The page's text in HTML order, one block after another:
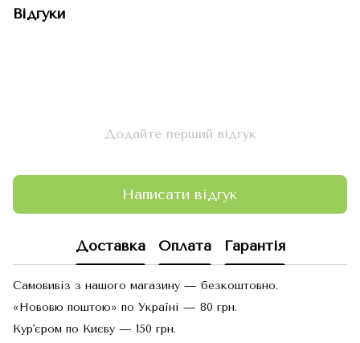
Відгуки
Додайте перший відгук
Написати відгук
Доставка Оплата Гарантія
Самовивіз з нашого магазину — безкоштовно.
«Нововю поштою» по Україні — 80 грн.
Кур'єром по Києву — 150 грн.